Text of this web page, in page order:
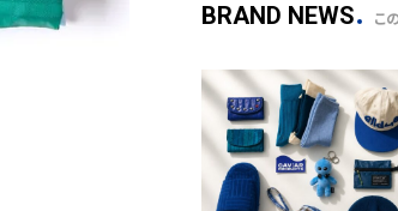
BRAND NEWS こ